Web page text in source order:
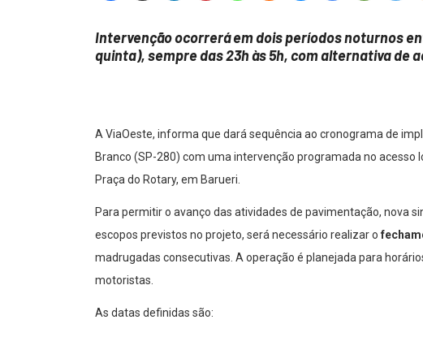
Intervenção ocorrerá em dois períodos noturnos
quinta), sempre das 23h às 5h, com alternativa de
A ViaOeste, informa que dará sequência ao cronograma de
Branco (SP-280) com uma intervenção programada no acesso
Praça do Rotary, em Barueri.
Para permitir o avanço das atividades de pavimentação, nova
escopos previstos no projeto, será necessário realizar o
madrugadas consecutivas. A operação é planejada para
motoristas.
As datas definidas são: